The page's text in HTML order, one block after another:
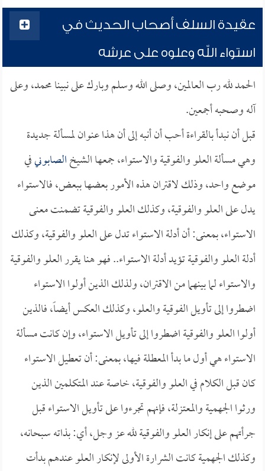
عقيدة السلف أصحاب الحديث في
استواء الله وعلوه على عرشه
الحمد لله رب العالمين، وصلى الله وسلم وبارك على نبينا محمد، وعلى
آله وصحبه أجمعين.
قبل أن نبدأ بالقراءة أحب أن أنبه إلى أن هذا عنوان لمسألة جديدة
وهي مسألة العلو والفوقية والاستواء، جمعها الشيخالصابونيفي
موضع واحد، وذلك لاقتران هذه الأمور بعضها ببعض، فالاستواء
يدل على العلو والفوقية، وكذلك العلو والفوقية تضمنت معنى
الاستواء، بمعنى: أن أدلة الاستواء تدل على العلو والفوقية، وكذلك
أدلة العلو والفوقية تؤيد أدلة الاستواء.. فهو هنا يقرر العلو والفوقية
والاستواء لما بينهما من الاقتران، ولذلك الذين أولوا الاستواء
اضطروا إلى تأويل الفوقية والعلو، وكذلك العكس أيضاً، فالذين
أولوا العلو والفوقية اضطروا إلى تأويل الاستواء، وإن كانت مسألة
الاستواء هي أول ما بدأ المعطلة فيها، بمعنى: أن تعطيل الاستواء
كان قبل الكلام في العلو والفوقية، خاصة عند المتكلمين الذين
ورثوا الجهمية والمعتزلة، فإنهم تجرءوا على تأويل الاستواء قبل
جرأتهم على إنكار العلو والفوقية لله عز وجل، أي: بذاته سبحانه،
وكذلك الجهمية كانت الشرارة الأولى لإنكار العلو عندهم بدأت